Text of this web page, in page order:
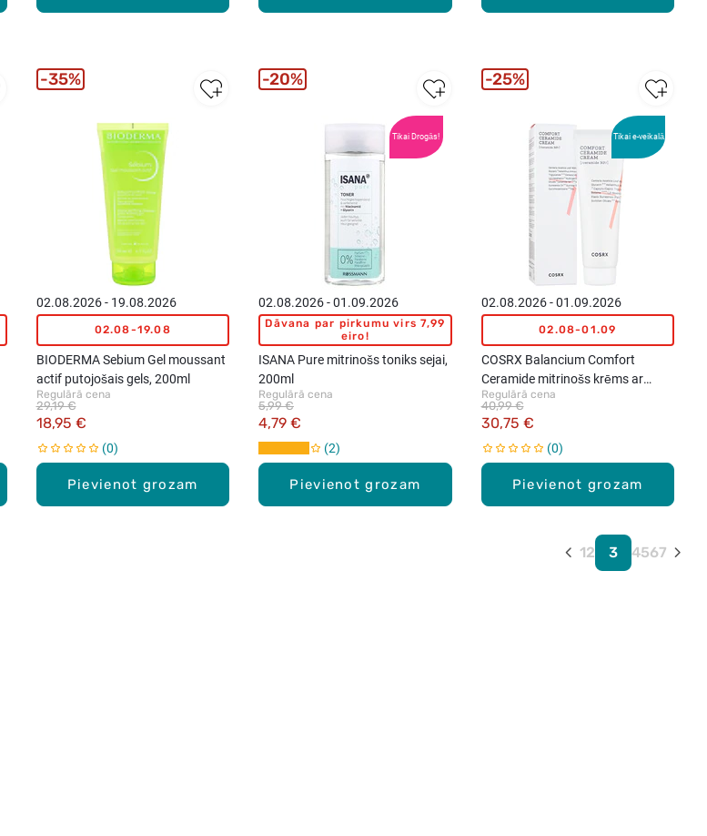
Pievienot grozam
02.08.2026 - 19.08.2026
02.08-19.08
BIODERMA Sebium Gel moussant
actif putojošais gels, 200ml
Regulārā cena
18,95 €
29,19 €
0
35%
Tikai Drogās!
Pievienot grozam
02.08.2026 - 01.09.2026
Dāvana par pirkumu virs 7,99
eiro!
ISANA Pure mitrinošs toniks sejai,
200ml
Regulārā cena
4,79 €
5,99 €
2
20%
Tikai e-veikalā
Pievienot grozam
02.08.2026 - 01.09.2026
02.08-01.09
COSRX Balancium Comfort
Ceramide mitrinošs krēms ar
keramīdiem, 80ml
Regulārā cena
30,75 €
40,99 €
0
25%
12 3 4567